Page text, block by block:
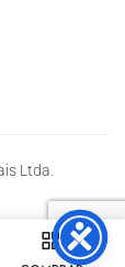
Ltda.